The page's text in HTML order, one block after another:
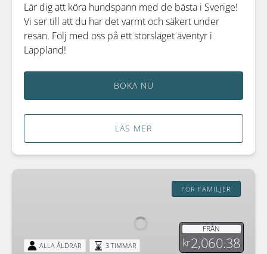
Lär dig att köra hundspann med de bästa i Sverige!
Vi ser till att du har det varmt och säkert under
resan. Följ med oss på ett storslaget äventyr i
Lappland!
BOKA NU
LÄS MER
Blåbärsturen
FÖR FAMILJER
FRÅN
kr2,060.38
ALLA ÅLDRAR 3 TIMMAR